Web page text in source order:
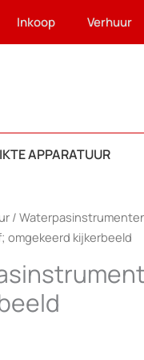
Inkoop Verhuur
APPARATUUR
/
omgekeerd kijkerbeeld